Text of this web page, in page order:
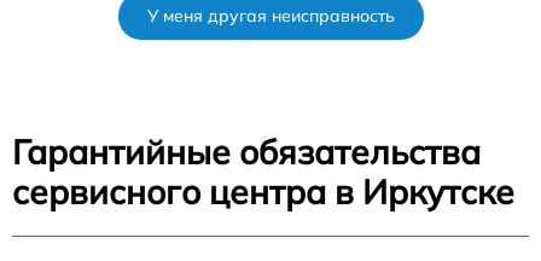
У меня другая неисправность
Гарантийные обязательства
сервисного центра в Иркутске